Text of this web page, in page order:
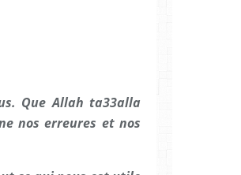
Que Allah ta33alla
nos erreures et nos